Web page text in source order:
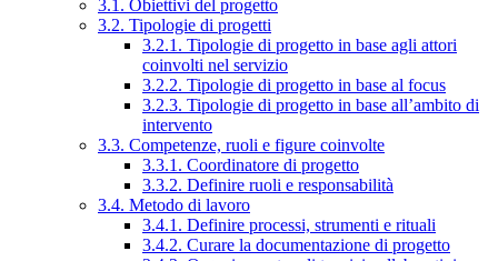
3.1. Obiettivi del progetto
3.2. Tipologie di progetti
3.2.1. Tipologie di progetto in base agli attori
coinvolti nel servizio
3.2.2. Tipologie di progetto in base al focus
3.2.3. Tipologie di progetto in base all’ambito di
intervento
3.3. Competenze, ruoli e figure coinvolte
3.3.1. Coordinatore di progetto
3.3.2. Definire ruoli e responsabilità
3.4. Metodo di lavoro
3.4.1. Definire processi, strumenti e rituali
3.4.2. Curare la documentazione di progetto